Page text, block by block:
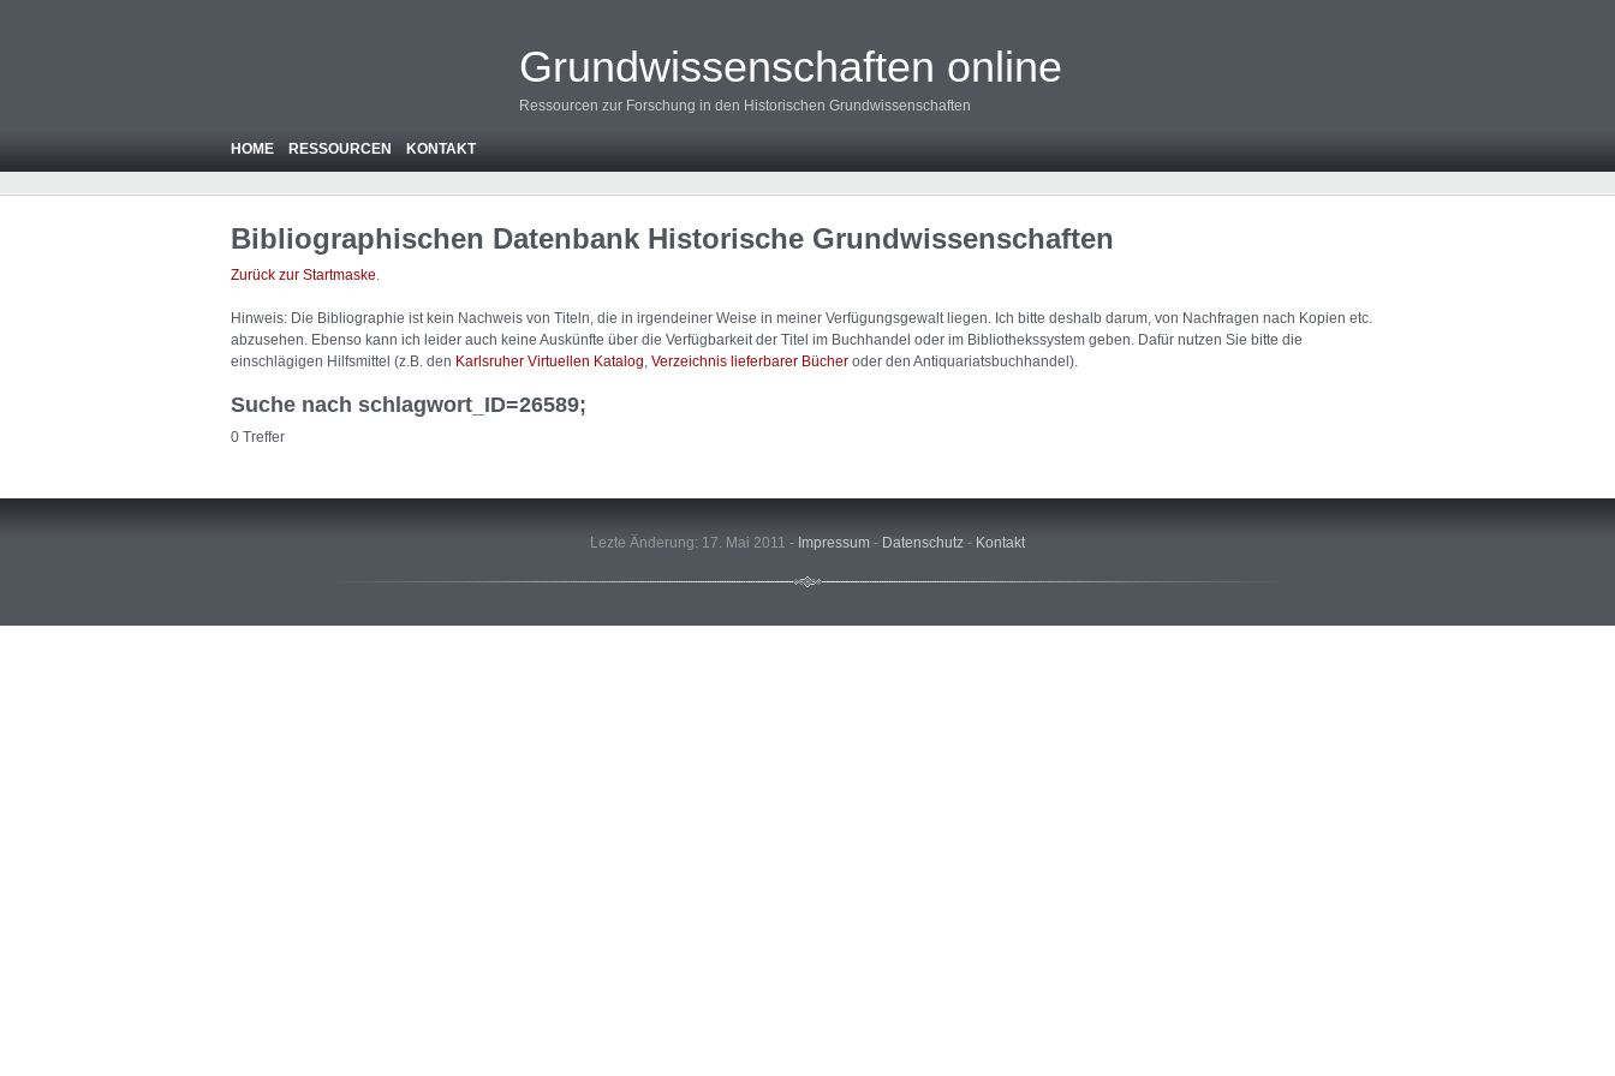
Grundwissenschaften online
Ressourcen zur Forschung in den Historischen Grundwissenschaften
HOME RESSOURCEN KONTAKT
Bibliographischen Datenbank Historische Grundwissenschaften
Zurück zur Startmaske.
Hinweis: Die Bibliographie ist kein Nachweis von Titeln, die in irgendeiner Weise in meiner Verfügungsgewalt liegen. Ich bitte deshalb darum, von Nachfragen nach Kopien etc.
abzusehen. Ebenso kann ich leider auch keine Auskünfte über die Verfügbarkeit der Titel im Buchhandel oder im Bibliothekssystem geben. Dafür nutzen Sie bitte die
einschlägigen Hilfsmittel (z.B. den Karlsruher Virtuellen Katalog Verzeichnis lieferbarer Bücher oder den Antiquariatsbuchhandel).
Suche nach schlagwort_ID=26589;
0 Treffer
Lezte Änderung: 17. Mai 2011 - Impressum - Datenschutz - Kontakt